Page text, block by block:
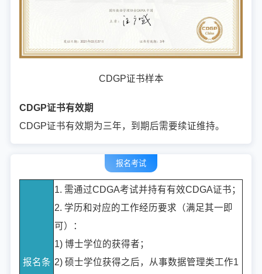
CDGP证书样本
CDGP证书有效期
CDGP证书有效期为三年，到期后需要续证维持。
报名考试
报名条
1. 需通过CDGA考试并持有有效CDGA证书；
2. 学历和对应的工作经历要求（满足其一即
可）：
1) 博士学位的获得者；
2) 硕士学位获得之后，从事数据管理类工作1